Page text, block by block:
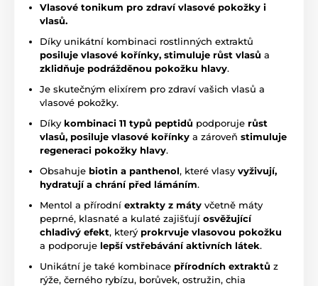
Vlasové tonikum pro zdraví vlasové pokožky i
vlasů.
Díky unikátní kombinaci rostlinných extraktů
posiluje vlasové kořínky, stimuluje růst vlasů a
zklidňuje podrážděnou pokožku hlavy.
Je skutečným elixírem pro zdraví vašich vlasů a
vlasové pokožky.
Díky kombinaci 11 typů peptidů podporuje růst
vlasů, posiluje vlasové kořínky a zároveň stimuluje
regeneraci pokožky hlavy.
Obsahuje biotin a panthenol, které vlasy vyživují,
hydratují a chrání před lámáním.
Mentol a přírodní extrakty z máty včetně máty
peprné, klasnaté a kulaté zajišťují osvěžující
chladivý efekt, který prokrvuje vlasovou pokožku
a podporuje lepší vstřebávání aktivních látek.
Unikátní je také kombinace přírodních extraktů z
rýže, černého rybízu, borůvek, ostružin, chia